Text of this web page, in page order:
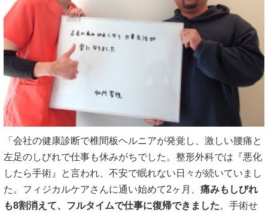
「会社の健康診断で椎間板ヘルニアが発覚し、激しい腰痛と
左足のしびれで仕事も休みがちでした。整形外科では『悪化
したら手術』と言われ、不安で眠れない日々が続いていまし
た。フィジカルケアさんに通い始めて2ヶ月、 痛みもしびれ
も8割消えて、フルタイムで仕事に復帰できました。手術せ